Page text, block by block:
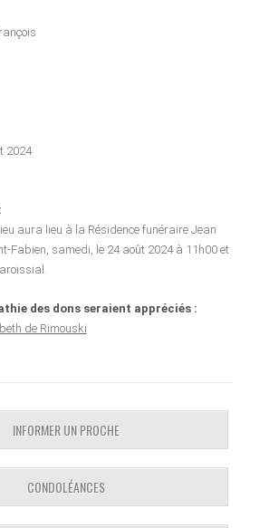
2024
aura lieu à la Résidence funéraire Jean
Fabien, samedi, le 24 août 2024 à 11h00 et
des dons seraient appréciés :
de Rimouski
INFORMER UN PROCHE
CONDOLÉANCES